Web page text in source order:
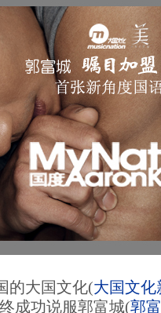
大国文化(大国文化
成功说服郭富城(郭